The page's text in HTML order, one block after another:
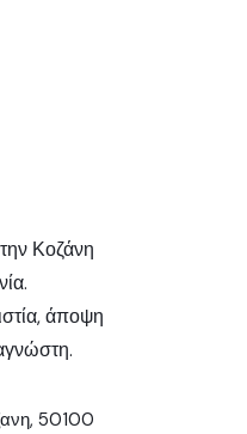
Κοζάνη
άποψη
50100